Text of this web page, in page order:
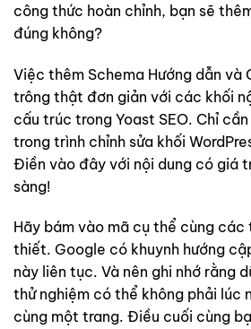
công thức hoàn chỉnh, bạn sẽ
đúng không?
Việc thêm Schema Hướng dẫn và
trông thật đơn giản với các khối
cấu trúc trong Yoast SEO. Chỉ
trong trình chỉnh sửa khối
Điền vào đây với nội dung có giá
sàng!
Hãy bám vào mã cụ thể cùng các
thiết. Google có khuynh hướng
này liên tục. Và nên ghi nhớ rằng
thử nghiệm có thể không phải lúc
cùng một trang. Điều cuối cùng